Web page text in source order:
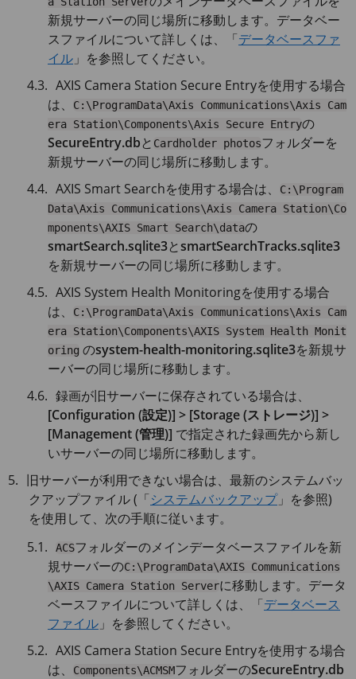
新規サーバーの同じ場所に移動します。データベー
スファイルについて詳しくは、「データベースファ
イル 」を参照してください。
AXIS Camera Station Secure Entryを使用する場合
は、
C:\ProgramData\Axis Communications\Axis Cam
era Station\Components\Axis Secure Entryの
SecureEntry.dbと Cardholder photosフォルダーを
新規サーバーの同じ場所に移動します。
AXIS Smart Searchを使用する場合は、
C:\Program
Data\Axis Communications\Axis Camera Station\Co
mponents\AXIS Smart Search\dataの
smartSearch.sqlite3とsmartSearchTracks.sqlite3
を新規サーバーの同じ場所に移動します。
AXIS System Health Monitoringを使用する場合
は、
C:\ProgramData\Axis Communications\Axis Cam
era Station\Components\AXIS System Health Monit
oring のsystem-health-monitoring.sqlite3を新規サ
ーバーの同じ場所に移動します。
録画が旧サーバーに保存されている場合は、
[Configuration (設定)] > [Storage (ストレージ)] >
[Management (管理)] で指定された録画先から新し
いサーバーの同じ場所に移動します。
旧サーバーが利用できない場合は、最新のシステムバッ
クアップファイル (「システムバックアップ」を参照)
を使用して、次の手順に従います。
ACSフォルダーのメインデータベースファイルを新
規サーバーのC:\ProgramData\AXIS Communications
\AXIS Camera Station Serverに移動します。データ
ベースファイルについて詳しくは、「データベース
ファイル 」を参照してください。
AXIS Camera Station Secure Entryを使用する場合
は、
Components\ACMSMフォルダーのSecureEntry.db